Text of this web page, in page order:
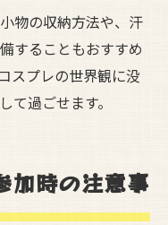
物の収納方法や、汗
することもおすすめ
スプレの世界観に没
て過ごせます。
加時の注意事